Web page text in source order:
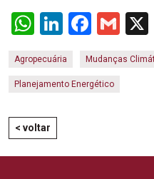
WhatsApp
LinkedIn
Agropecuária Mudanças
Planejamento Energético
< voltar